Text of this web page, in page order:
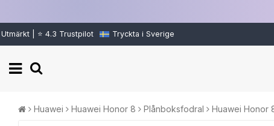
Utmärkt | ⭐ 4.3 Trustpilot Tryckta i Sverige
Huawei Huawei Honor 8 Plånboksfodral Huawei Honor